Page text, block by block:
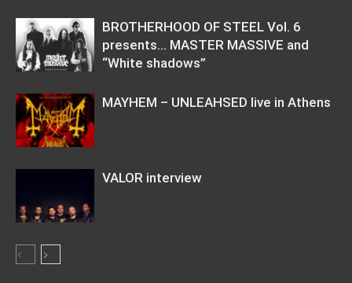
BROTHERHOOD OF STEEL Vol. 6
presents… MASTER MASSIVE and
“White shadows”
MAYHEM – UNLEAHSED live in Athens
VALOR interview